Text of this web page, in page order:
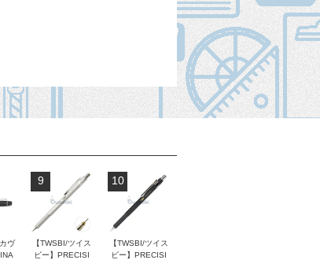
ヴ
9
【TWSBI/ツイス
ビー】PRECISI
10
【TWSBI/ツイス
ビー】PRECISI